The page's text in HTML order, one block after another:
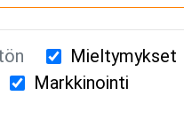
Oy / Valimotie 21 /
Mieltymykset
Markkinointi